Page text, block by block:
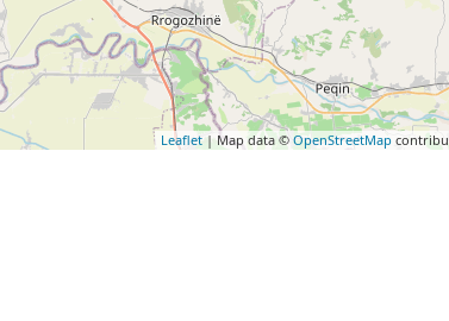
Leaflet | Map data ©OpenStreetMap